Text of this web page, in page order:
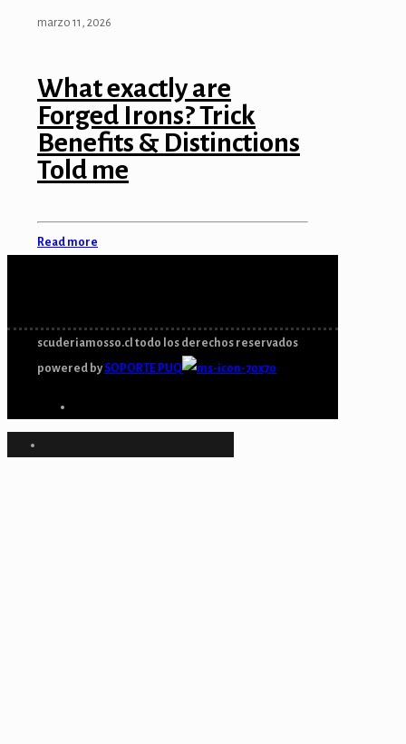
marzo 11, 2026
What exactly are
Forged Irons? Trick
Benefits & Distinctions
Told me
Read more
scuderiamosso.cl todo los derechos reservados
powered bySOPORTE PUQ